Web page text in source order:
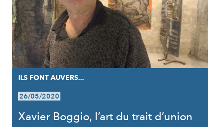
ILS FONT AUVERS...
26/05/2020
Xavier Boggio, l’art du trait d’union